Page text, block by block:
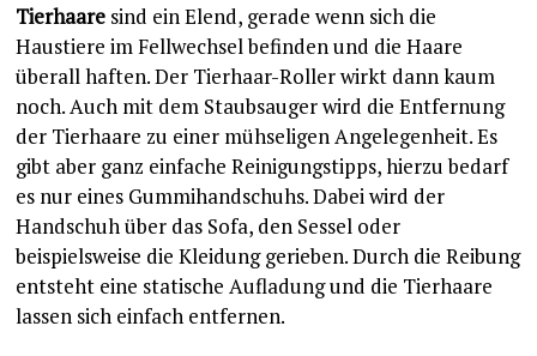
Tierhaare sind ein Elend, gerade wenn sich die
Haustiere im Fellwechsel befinden und die Haare
überall haften. Der Tierhaar-Roller wirkt dann kaum
noch. Auch mit dem Staubsauger wird die Entfernung
der Tierhaare zu einer mühseligen Angelegenheit. Es
gibt aber ganz einfache Reinigungstipps, hierzu bedarf
es nur eines Gummihandschuhs. Dabei wird der
Handschuh über das Sofa, den Sessel oder
beispielsweise die Kleidung gerieben. Durch die Reibung
entsteht eine statische Aufladung und die Tierhaare
lassen sich einfach entfernen.